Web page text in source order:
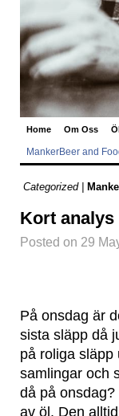
Home Om Oss
MankerBeer and
Categorized |
Kort analys
Posted on 29
På onsdag är
sista släpp då
på roliga släpp
samlingar och
då på
av öl. Den